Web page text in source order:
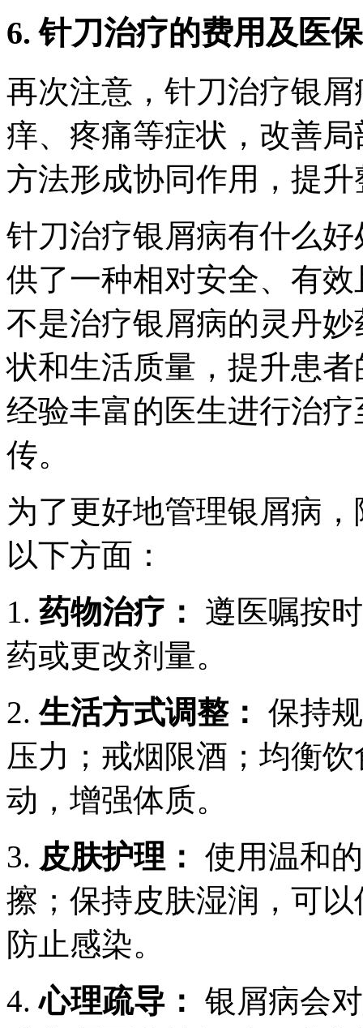
6. 针刀治疗的费用及医
再次注意，针刀治疗银
痒、疼痛等症状，改善
方法形成协同作用，提
针刀治疗银屑病有什么
供了一种相对安全、有
不是治疗银屑病的灵丹
状和生活质量，提升患
经验丰富的医生进行治
传。
为了更好地管理银屑病
以下方面：
1. 药物治疗：
遵医嘱按
药或更改剂量。
2.生活方式调整： 保持
压力；戒烟限酒；均衡
动，增强体质。
3. 皮肤护理： 使用温和
擦；保持皮肤湿润，可
防止感染。
4.心理疏导： 银屑病会